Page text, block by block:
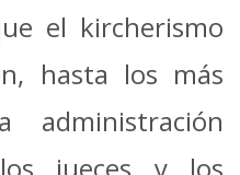
el kircherismo
hasta los más
administración